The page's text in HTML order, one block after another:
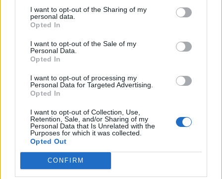
I want to opt-out of the Sharing of my
personal data.
Opted In
I want to opt-out of the Sale of my
Personal Data.
Opted In
I want to opt-out of processing my
Personal Data for Targeted Advertising.
Opted In
I want to opt-out of Collection, Use,
Retention, Sale, and/or Sharing of my
Personal Data that Is Unrelated with the
Purposes for which it was collected.
Opted Out
CONFIRM
Az előfizetés a következőket tartalmazza:
Kötéslisták: BÉT elmúlt 2 év napon belüli
kötéslistái
Előfizetés
MÁR ELŐFIZETŐNK VAGY?BEJELENTKEZÉS